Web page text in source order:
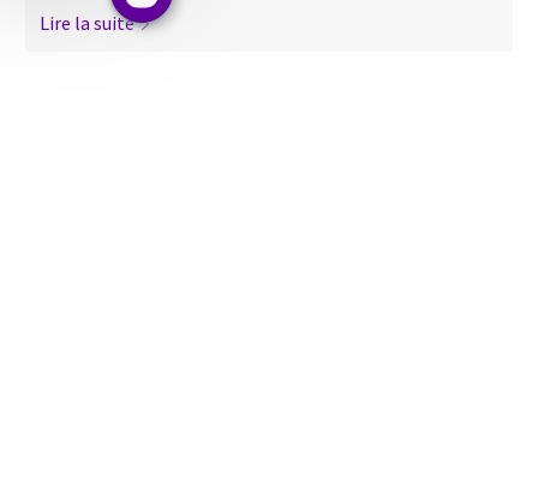
Lire la suite